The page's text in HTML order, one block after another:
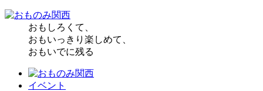
おもしろくて、
おもいっきり楽しめて、
おもいでに残る
イベント